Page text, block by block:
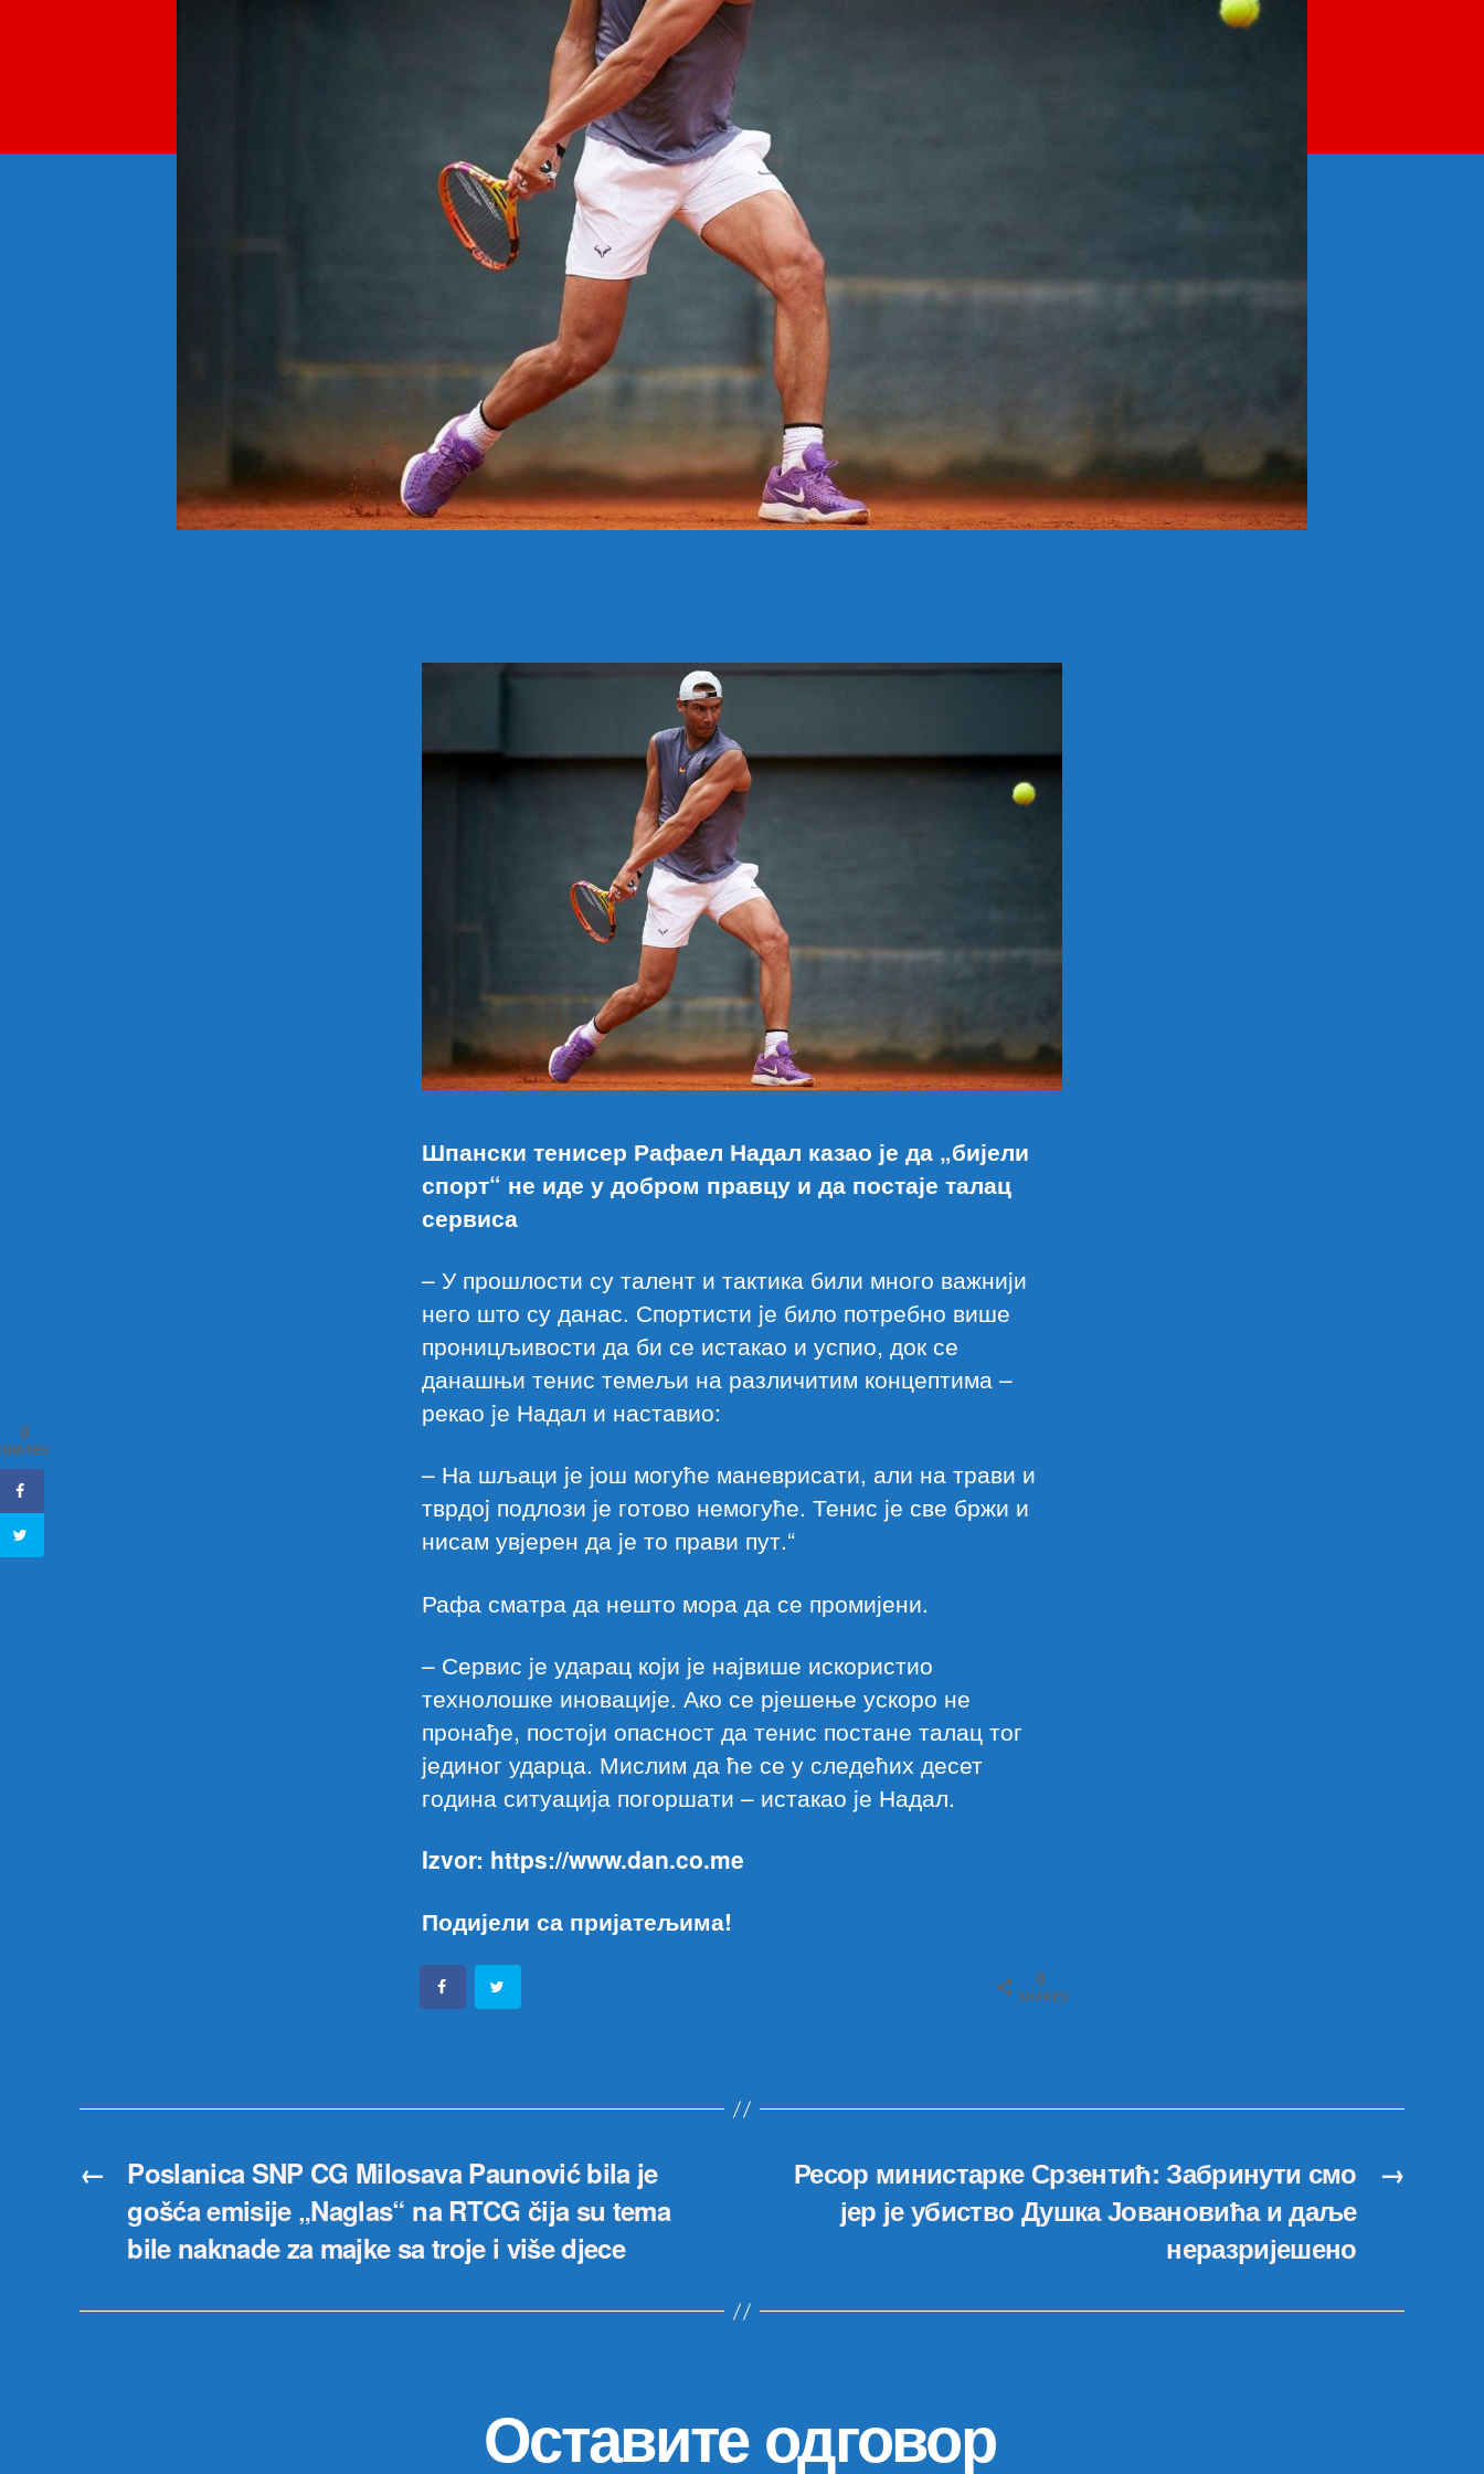
Шпански тенисер Рафаел Надал казао је да „бијели
спорт“ не иде у добром правцу и да постаје талац
сервиса
– У прошлости су талент и тактика били много важниjи
него што су данас. Спортисти jе било потребно више
проницљивости да би се истакао и успио, док се
данашњи тенис темељи на различитим концептима –
рекао jе Надал и наставио:
– На шљаци jе jош могуће маневрисати, али на трави и
тврдоj подлози jе готово немогуће. Тенис jе све бржи и
нисам увјерен да jе то прави пут.“
Рафа сматра да нешто мора да се промијени.
– Сервис jе ударац коjи jе наjвише искористио
технолошке иновациjе. Ако се рјешење ускоро не
пронађе, постоjи опасност да тенис постане талац тог
jединог ударца. Мислим да ће се у следећих десет
година ситуациjа погоршати – истакао jе Надал.
Izvor: https://www.dan.co.me
Подијели са пријатељима!
0
SHARES
←
Poslanica SNP CG Milosava Paunović bila je
gošća emisije „Naglas“ na RTCG čija su tema
bile naknade za majke sa troje i više djece
→
Ресор министарке Срзентић: Забринути смо
јер је убиство Душка Јовановића и даље
неразријешено
Оставите одговор
0
SHARES